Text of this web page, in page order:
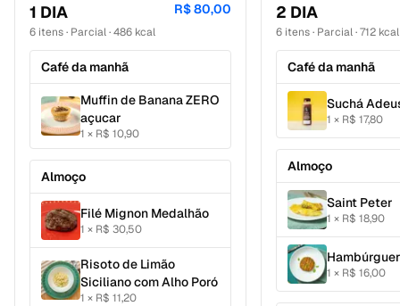
1 DIA
6 itens· Parcial · 486 kcal
R$ 80,00
Café da manhã
Muffin de Banana ZERO
açucar
1 × R$ 10,90
Almoço
Filé Mignon Medalhão
1 × R$ 30,50
Risoto de Limão
Siciliano com Alho Poró
1 × R$ 11,20
2 DIA
6 itens· Parcial · 712 kcal
Café da manhã
Suchá
1 × R$ 17,80
Almoço
Saint Peter
1 × R$ 18,90
1 × R$ 16,00